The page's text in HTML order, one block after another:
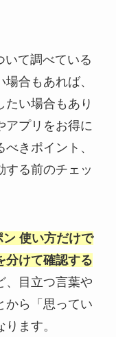
いて調べている
合もあれば、
たい場合もあり
アプリをお得に
きポイント、
する前のチェッ
使い方だけで
分けて確認する
、目立つ言葉や
から「思ってい
ます。